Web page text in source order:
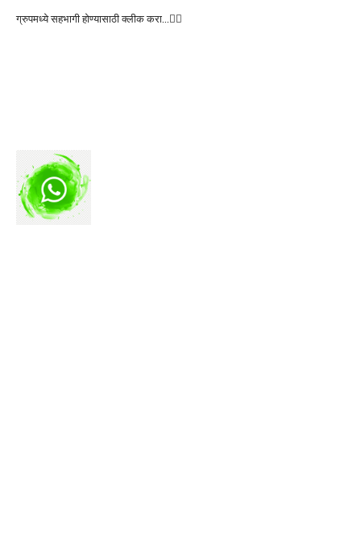
ग्रुपमध्ये सहभागी होण्यासाठी क्लीक करा…👆🏻